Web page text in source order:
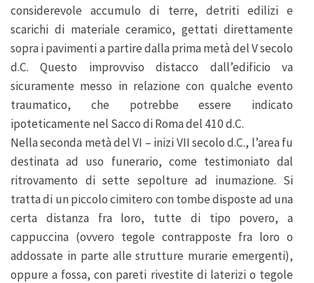
considerevole accumulo di terre, detriti edilizi e
scarichi di materiale ceramico, gettati direttamente
sopra i pavimenti a partire dalla prima metà del V secolo
d.C. Questo improvviso distacco dall’edificio va
sicuramente messo in relazione con qualche evento
traumatico, che potrebbe essere indicato
ipoteticamente nel Sacco di Roma del 410 d.C.
Nella seconda metà del VI – inizi VII secolo d.C., l’area fu
destinata ad uso funerario, come testimoniato dal
ritrovamento di sette sepolture ad inumazione. Si
tratta di un piccolo cimitero con tombe disposte ad una
certa distanza fra loro, tutte di tipo povero, a
cappuccina (ovvero tegole contrapposte fra loro o
addossate in parte alle strutture murarie emergenti),
oppure a fossa, con pareti rivestite di laterizi o tegole